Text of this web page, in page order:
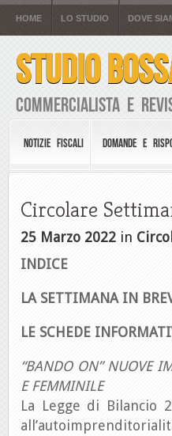
HOME LO STUDIO DOVE
STUDIO
Commercialista e
NOTIZIE FISCALI DOMANDE E
Circolare
25 Marzo 2022 in
INDICE
LA SETTIMANA IN
LE SCHEDE
“BANDO ON” NUOVE
E FEMMINILE
La Legge di Bilancio